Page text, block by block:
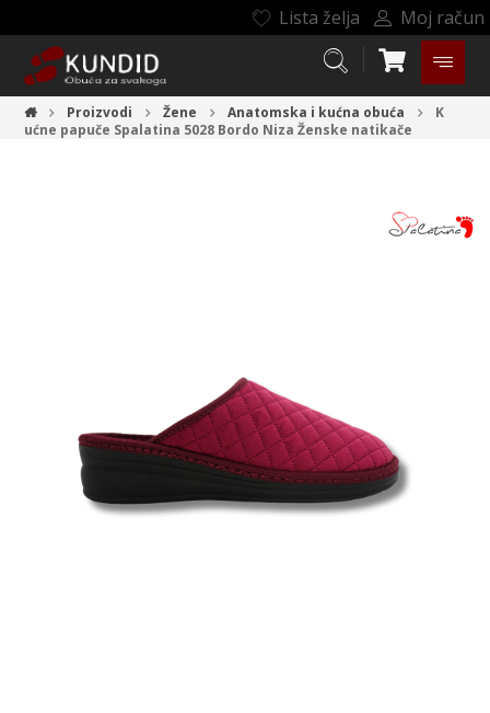
Lista želja Moj račun
Proizvodi Žene Anatomska i kućna obuća
K
ućne papuče Spalatina 5028 Bordo NizaŽenske natikače